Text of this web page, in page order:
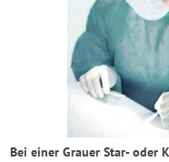
Bei einer Grauer Star- oder